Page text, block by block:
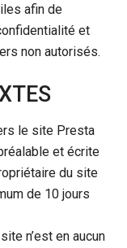
afin de
et
non autorisés.
le site Presta
et écrite
du site
de 10 jours
n’est en aucun